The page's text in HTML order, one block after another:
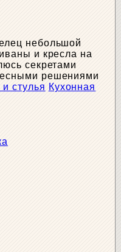
небольшой
и кресла на
секретами
решениями
стулья Кухонная